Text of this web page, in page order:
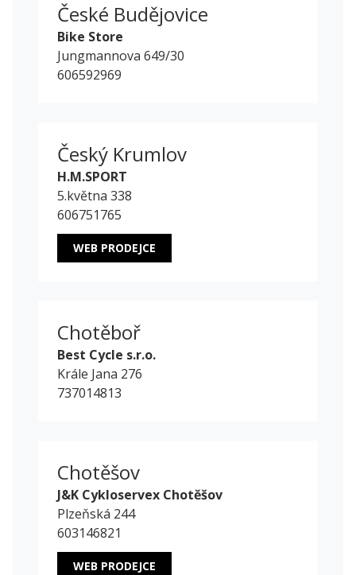
České Budějovice
Bike Store
Jungmannova 649/30
606592969
Český Krumlov
H.M.SPORT
5.května 338
606751765
WEB PRODEJCE
Chotěboř
Best Cycle s.r.o.
Krále Jana 276
737014813
Chotěšov
J&K Cykloservex Chotěšov
Plzeňská 244
603146821
WEB PRODEJCE